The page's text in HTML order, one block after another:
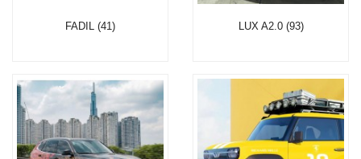
FADIL (41) LUX A2.0 (93)